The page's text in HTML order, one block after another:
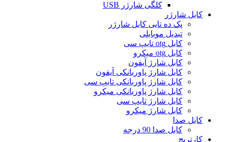
کلگی شارژر USB
کابل شارژر
پک ده تایی کابل شارژر
تبدیل موبایلی
کابل otg تایپ سی
کابل otg میکرو
کابل شارژ آیفون
کابل شارژ پاوربانکی آیفون
کابل شارژ پاوربانکی تایپ سی
کابل شارژ پاوربانکی میکرو
کابل شارژ تایپ سی
کابل شارژ میکرو
کابل صدا
کابل صدا 90 درجه
کارتریج